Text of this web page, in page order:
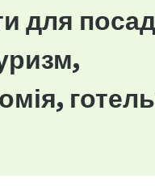
для